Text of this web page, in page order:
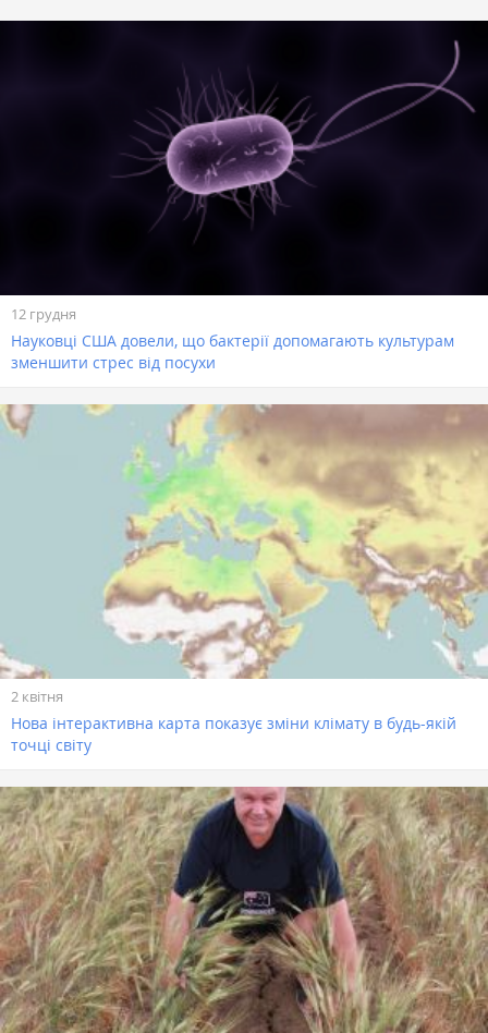
12 грудня
Науковці США довели, що бактерії допомагають культурам
зменшити стрес від посухи
2 квітня
Нова інтерактивна карта показує зміни клімату в будь-якій
точці світу